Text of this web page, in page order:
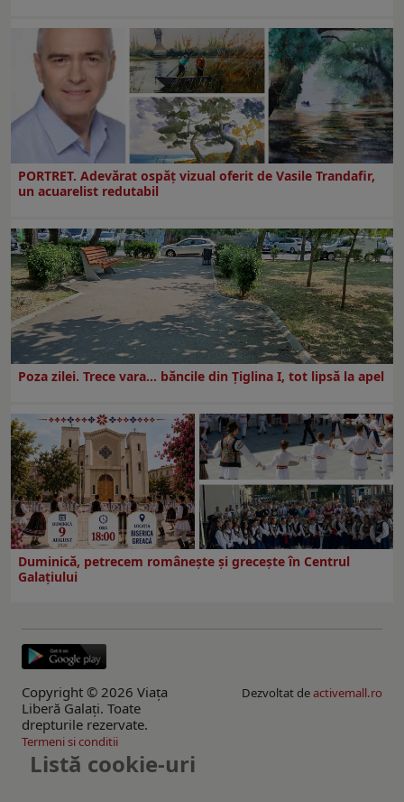
PORTRET. Adevărat ospăț vizual oferit de Vasile Trandafir,
un acuarelist redutabil
Poza zilei. Trece vara… băncile din Ţiglina I, tot lipsă la apel
Duminică, petrecem româneşte şi greceşte în Centrul
Galaţiului
Copyright © 2026 Viaţa
Liberă Galaţi. Toate
drepturile rezervate.
Dezvoltat deactivemall.ro
Termeni si conditii
Listă cookie-uri